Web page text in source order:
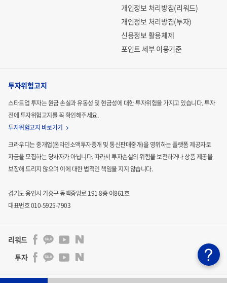
개인정보 처리방침(리워드)
개인정보 처리방침(투자)
신용정보 활용체제
포인트 세부 이용기준
투자위험고지
스타트업 투자는 원금 손실과 유동성 및 현금성에 대한 투자위험을 가지고 있습니다.투자
전에 투자위험고지를 꼭 확인해주세요.
투자위험고지 바로가기
크라우디는 중개업(온라인소액투자중개 및 통신판매중개)을 영위하는 플랫폼 제공자로
자금을 모집하는당사자가 아닙니다. 따라서 투자손실의 위험을 보전하거나 상품 제공을
보장해 드리지 않으며 이에 대한 법적인 책임을 지지 않습니다.
경기도 용인시 기흥구 동백중앙로 191 8층 이861호
대표번호 010-5925-7903
리워드
투자